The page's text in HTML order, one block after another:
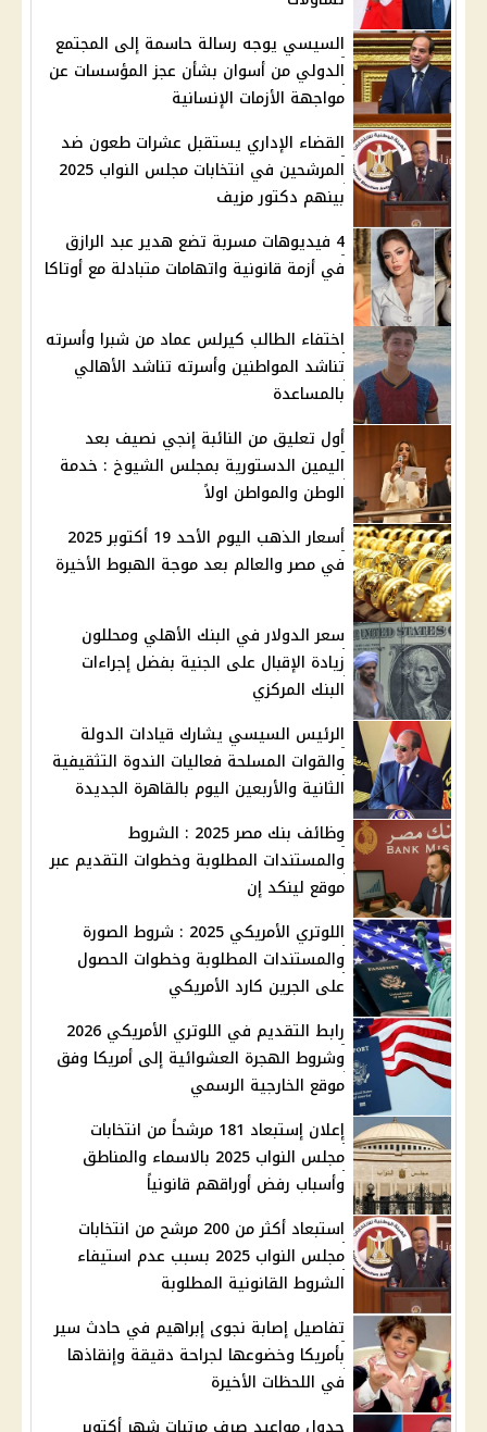
السيسي يوجه رسالة حاسمة إلى المجتمع
الدولي من أسوان بشأن عجز المؤسسات عن
مواجهة الأزمات الإنسانية
القضاء الإداري يستقبل عشرات طعون ضد
المرشحين في انتخابات مجلس النواب 2025
بينهم دكتور مزيف
4 فيديوهات مسربة تضع هدير عبد الرازق
في أزمة قانونية واتهامات متبادلة مع أوتاكا
اختفاء الطالب كيرلس عماد من شبرا وأسرته
تناشد المواطنين وأسرته تناشد الأهالي
بالمساعدة
أول تعليق من النائبة إنجي نصيف بعد
اليمين الدستورية بمجلس الشيوخ : خدمة
الوطن والمواطن اولاً
أسعار الذهب اليوم الأحد 19 أكتوبر 2025
في مصر والعالم بعد موجة الهبوط الأخيرة
سعر الدولار في البنك الأهلي ومحللون
زيادة الإقبال على الجنية بفضل إجراءات
البنك المركزي
الرئيس السيسي يشارك قيادات الدولة
والقوات المسلحة فعاليات الندوة التثقيفية
الثانية والأربعين اليوم بالقاهرة الجديدة
وظائف بنك مصر 2025 : الشروط
والمستندات المطلوبة وخطوات التقديم عبر
موقع لينكد إن
اللوتري الأمريكي 2025 : شروط الصورة
والمستندات المطلوبة وخطوات الحصول
على الجرين كارد الأمريكي
رابط التقديم في اللوتري الأمريكي 2026
وشروط الهجرة العشوائية إلى أمريكا وفق
موقع الخارجية الرسمي
إعلان إستبعاد 181 مرشحاً من انتخابات
مجلس النواب 2025 بالاسماء والمناطق
وأسباب رفض أوراقهم قانونياً
استبعاد أكثر من 200 مرشح من انتخابات
مجلس النواب 2025 بسبب عدم استيفاء
الشروط القانونية المطلوبة
تفاصيل إصابة نجوى إبراهيم في حادث سير
بأمريكا وخضوعها لجراحة دقيقة وإنقاذها
في اللحظات الأخيرة